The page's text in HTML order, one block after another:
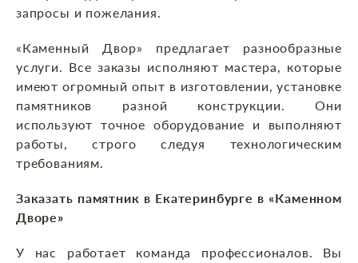
запросы и пожелания.
«Каменный Двор» предлагает разнообразные
услуги. Все заказы исполняют мастера, которые
имеют огромный опыт в изготовлении, установке
памятников разной конструкции. Они
используют точное оборудование и выполняют
работы, строго следуя технологическим
требованиям.
Заказать памятник в Екатеринбурге в «Каменном
Дворе»
У нас работает команда профессионалов. Вы